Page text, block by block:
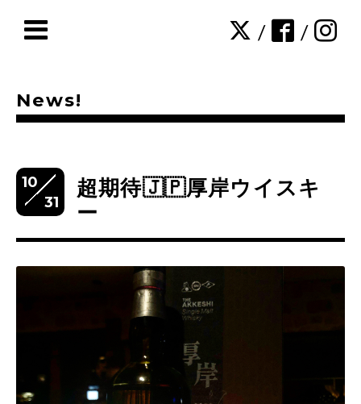
/ /
News!
10
31
超期待🇯🇵厚岸ウイスキ
ー